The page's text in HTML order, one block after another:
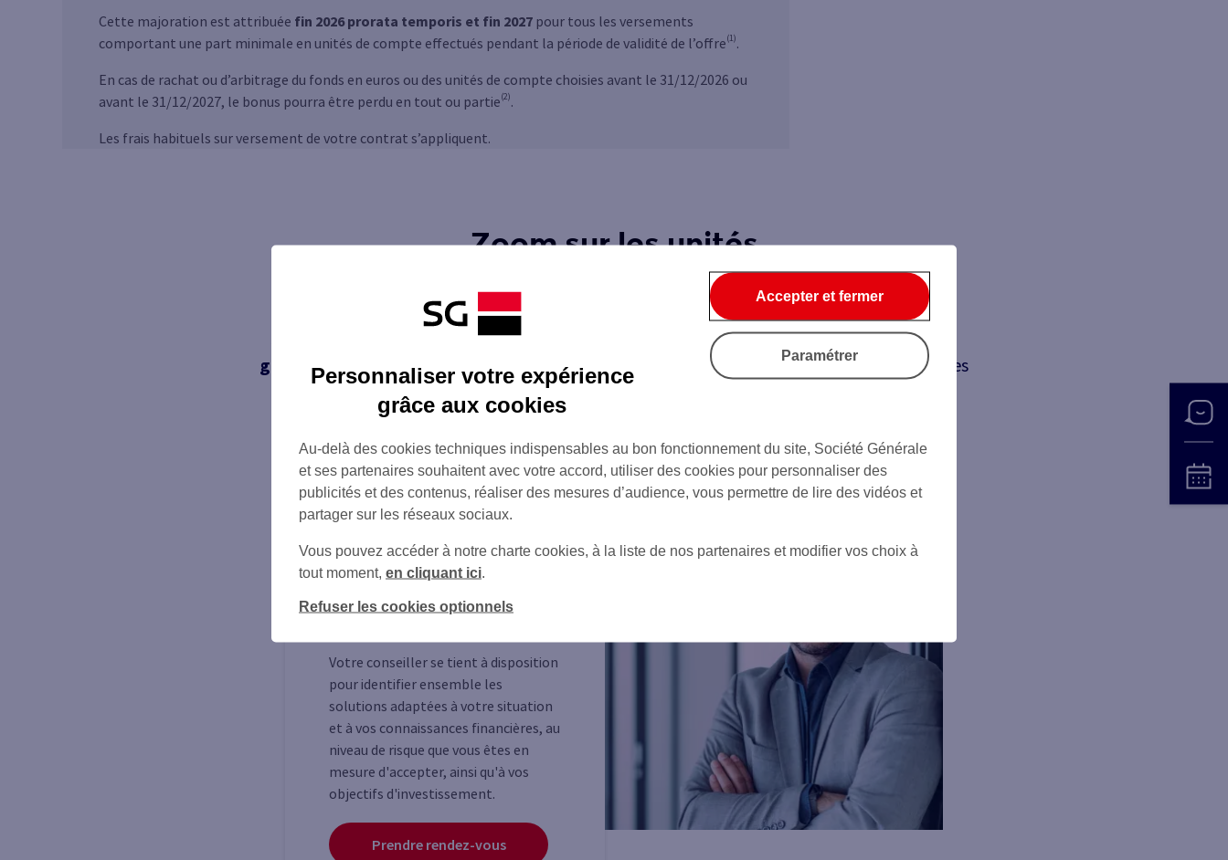
Cette majoration est attribuée fin 2026 prorata temporis et fin 2027pour tous les versements
comportant une part minimale en unités de compte effectués pendant la période de validité de l’offre(1).
En cas de rachat ou d’arbitrage du fonds en euros ou des unités de compte choisies avant le 31/12/2026 ou
avant le 31/12/2027, le bonus pourra être perdu en tout ou partie(2).
Les frais habituels sur versement de votre contrat s’appliquent.
Zoom sur les unités
À la grande différence des fonds en euros, les unités de compte ne présentent pas de
garantie en capital.Les unités de compte permettent des investissements diversifiés sur les
marchés financiers ou immobiliers.
Votre conseiller se tient à disposition
pour identifier ensemble les
solutions adaptées à votre situation
et à vos connaissances financières, au
niveau de risque que vous êtes en
mesure d'accepter, ainsi qu'à vos
objectifs d'investissement.
Prendre rendez-vous
Personnaliser votre expérience
grâce aux cookies
Au-delà des cookies techniques indispensables au bon fonctionnement du site, Société Générale
et ses partenaires souhaitent avec votre accord, utiliser des cookies pour personnaliser des
publicités et des contenus, réaliser des mesures d’audience, vous permettre de lire des vidéos et
partager sur les réseaux sociaux.
Vous pouvez accéder à notre charte cookies, à la liste de nos partenaires et modifier vos choix à
tout moment, en cliquant ici.
Refuser les cookies optionnels
Accepter et fermer
Paramétrer